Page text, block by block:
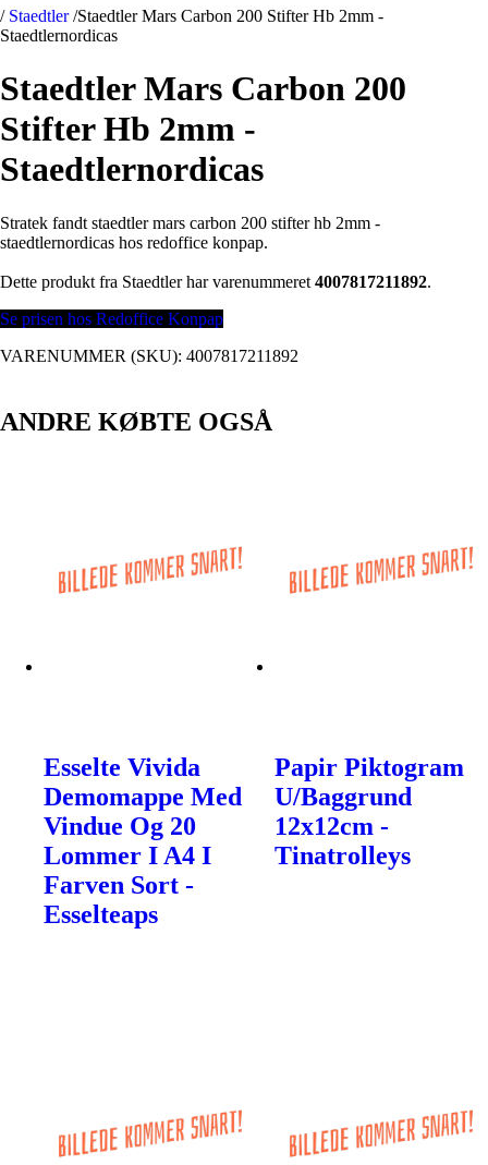
/ Staedtler /Staedtler Mars Carbon 200 Stifter Hb 2mm -
Staedtlernordicas
Staedtler Mars Carbon 200
Stifter Hb 2mm -
Staedtlernordicas
Stratek fandt staedtler mars carbon 200 stifter hb 2mm -
staedtlernordicas hos redoffice konpap.
Dette produkt fra Staedtler har varenummeret 4007817211892.
Se prisen hos Redoffice Konpap
VARENUMMER (SKU): 4007817211892
ANDRE KØBTE OGSÅ
Esselte Vivida
Demomappe Med
Vindue Og 20
Lommer I A4 I
Farven Sort -
Esselteaps
Papir Piktogram
U/Baggrund
12x12cm -
Tinatrolleys